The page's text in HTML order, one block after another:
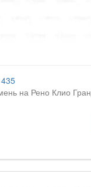
на Рено Клио